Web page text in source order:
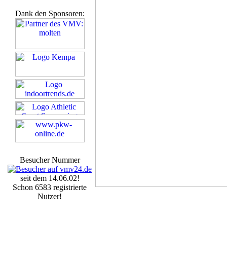
Dank den Sponsoren:
Besucher Nummer
seit dem 14.06.02!
Schon 6583 registrierte
Nutzer!